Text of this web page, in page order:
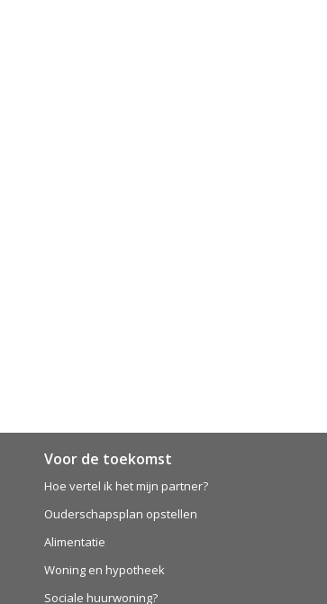
Voor de toekomst
Hoe vertel ik het mijn partner?
Ouderschapsplan opstellen
Alimentatie
Woning en hypotheek
Sociale huurwoning?